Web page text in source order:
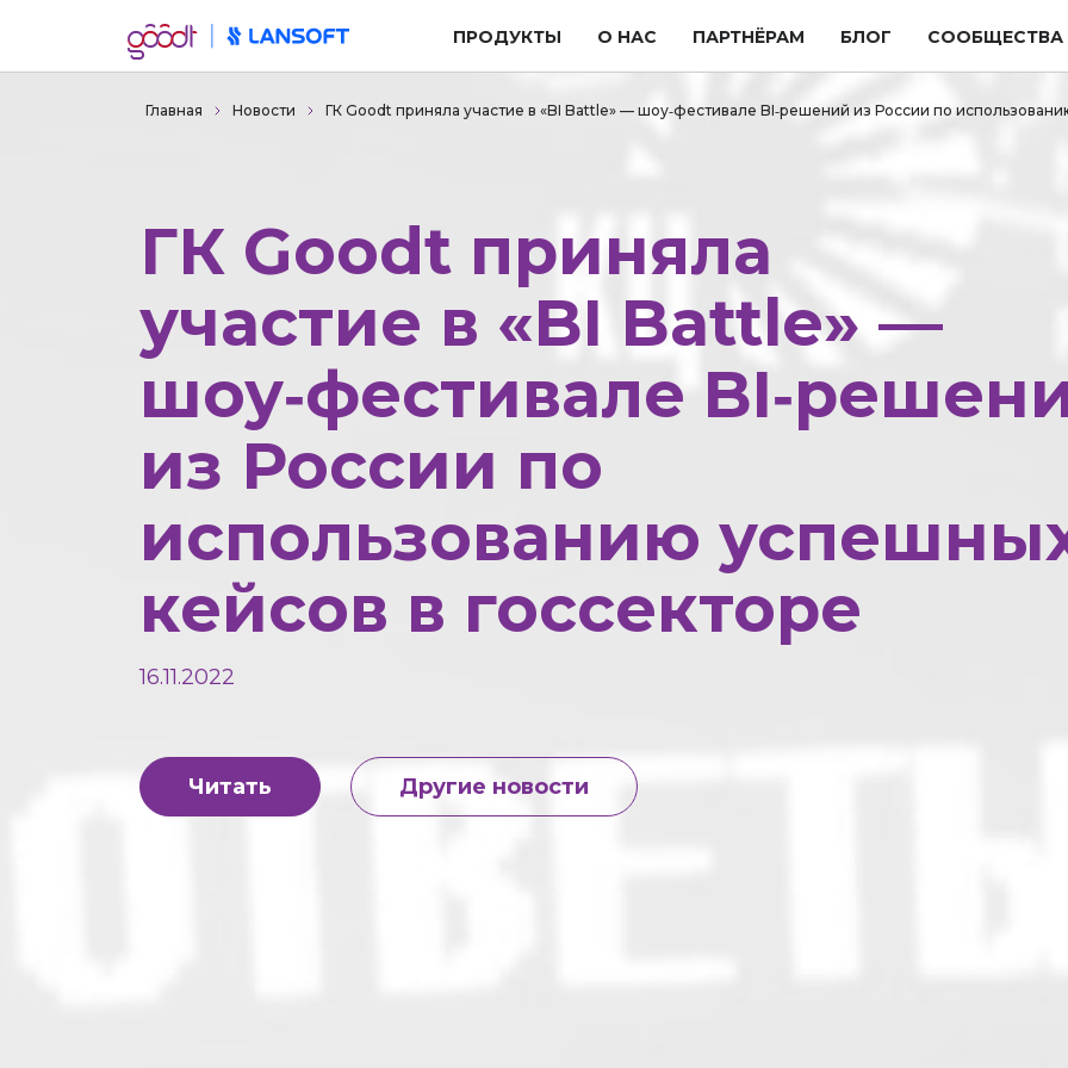
ПРОДУКТЫ О НАС ПАРТНЁРАМ БЛОГ СООБЩЕСТВА
Главная Новости ГК Goodt приняла участие в «BI Battle» — шоу‑фестивале BI‑решений из России по
ГК Goodt приняла
участие в «BI Battle» —
шоу‑фестивале
из России по
использованию
кейсов в госсекторе
16.11.2022
Читать Другие новости